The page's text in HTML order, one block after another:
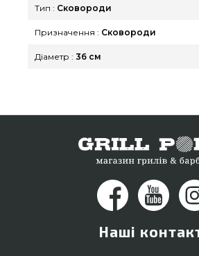
275 и мы запропонуємо Вам
Тип : Сковороди
Призначення : Сковороди
Діаметр : 36 см
Наші